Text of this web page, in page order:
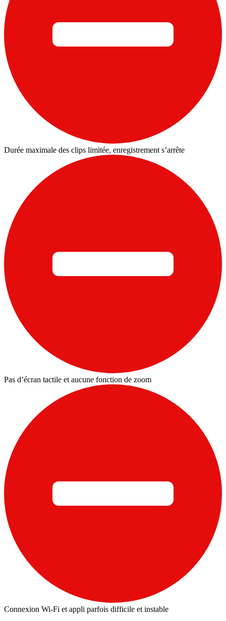
Durée maximale des clips limitée, enregistrement s’arrête
Pas d’écran tactile et aucune fonction de zoom
Connexion Wi‑Fi et appli parfois difficile et instable